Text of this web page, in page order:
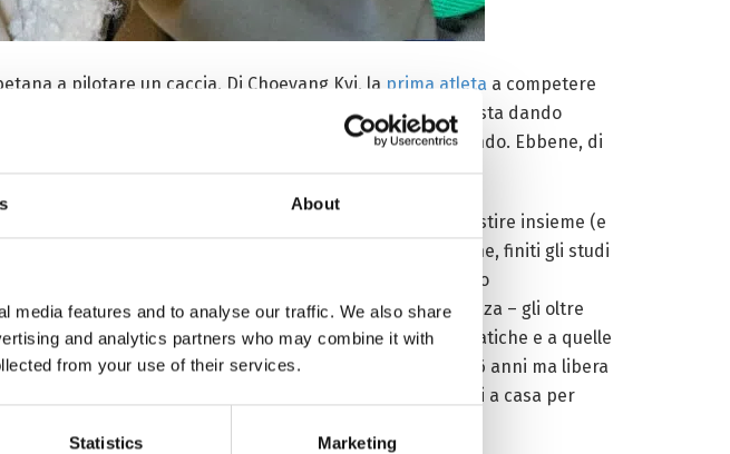
About
media features and to analyse our traffic. We also share
and analytics partners who may combine it with
from your use of their services.
Statistics Marketing
a pilotare un caccia. Di Choeyang Kyi, la prima atleta a competere
arte del ricamo” (che sta dando
– nuove ambasciatrici dell’artigianato tibetano nel mondo. Ebbene, di
del suo piccolo paese vicino a Lhasa, per coltivare e gestire insieme (e
villaggio. O come quella della giovane Nasheng che, finiti gli studi
è tornata a casa per assistere la popolazione. Ottenendo
poter raggiungere – periodicamente e in casi di emergenza – gli oltre
nelle patologie più diffuse in quelle condizioni climatiche e a quelle
vissuta in condizione di servitù, di una figlia serva già a 6 anni ma libera
studi superiori e specializzazioni all’estero, tornata poi a casa per